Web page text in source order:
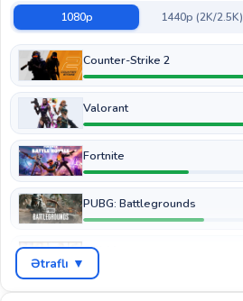
1080p 1440p (2K/2.5K)
Counter-Strike 2
Valorant
Fortnite
PUBG: Battlegrounds
GTA V
Ətraflı ▼